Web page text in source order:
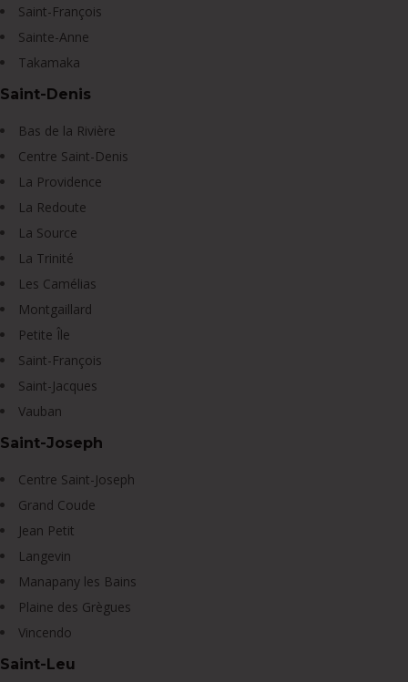
Saint-François
Sainte-Anne
Takamaka
Saint-Denis
Bas de la Rivière
Centre Saint-Denis
La Providence
La Redoute
La Source
La Trinité
Les Camélias
Montgaillard
Petite Île
Saint-François
Saint-Jacques
Vauban
Saint-Joseph
Centre Saint-Joseph
Grand Coude
Jean Petit
Langevin
Manapany les Bains
Plaine des Grègues
Vincendo
Saint-Leu